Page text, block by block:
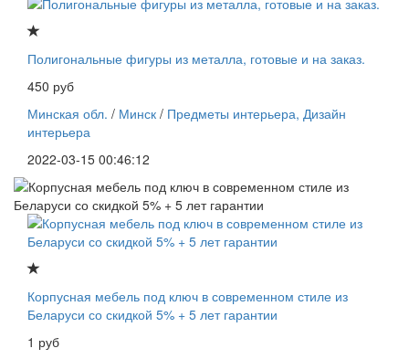
Полигональные фигуры из металла, готовые и на заказ.
450 руб
Минская обл. / Минск / Предметы интерьера, Дизайн
интерьера
2022-03-15 00:46:12
Корпусная мебель под ключ в современном стиле из
Беларуси со скидкой 5% + 5 лет гарантии
1 руб